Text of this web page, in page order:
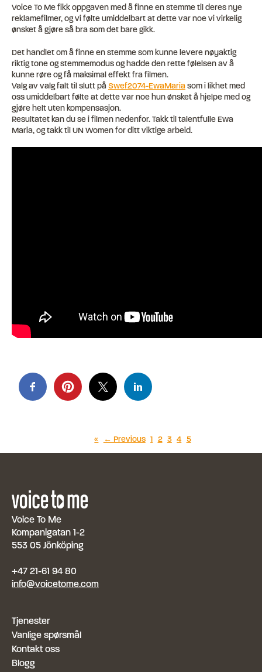
Voice To Me fikk oppgaven med å finne en stemme til deres nye
reklamefilmer, og vi følte umiddelbart at dette var noe vi virkelig
ønsket å gjøre så bra som det bare gikk.
Det handlet om å finne en stemme som kunne levere nøyaktig
riktig tone og stemmemodus og hadde den rette følelsen av å
kunne røre og få maksimal effekt fra filmen.
Valg av valg falt til slutt påSwef2074-EwaMariasom i likhet med
oss ​​umiddelbart følte at dette var noe hun ønsket å hjelpe med og
gjøre helt uten kompensasjon.
Resultatet kan du se i filmen nedenfor. Takk til talentfulle Ewa
Maria, og takk til UN Women for ditt viktige arbeid.
« ← Previous 1 2 3 4 5
Voice To Me
Kompanigatan 1-2
553 05 Jönköping
+47 21-61 94 80
info@voicetome.com
Tjenester
Vanlige spørsmål
Kontakt oss
Blogg